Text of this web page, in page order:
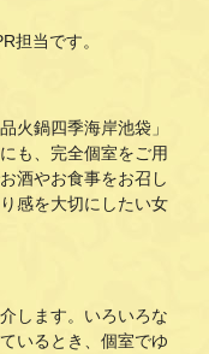
担当です。
火鍋四季海岸池袋」
も、完全個室をご用
酒やお食事をお召し
感を大切にしたい女
します。いろいろな
いるとき、個室でゆ